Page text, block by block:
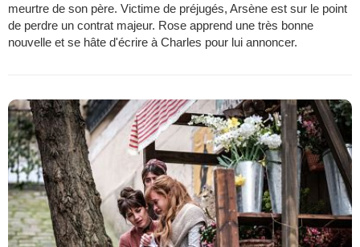
meurtre de son père. Victime de préjugés, Arsène est sur le point
de perdre un contrat majeur. Rose apprend une très bonne
nouvelle et se hâte d'écrire à Charles pour lui annoncer.